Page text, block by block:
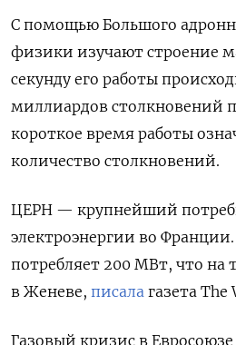
С помощью Большого
физики изучают строение
секунду его работы
миллиардов столкновений
короткое время работы
количество столкновений.
ЦЕРН — крупнейший
электроэнергии во
потребляет 200 МВт, что на
в Женеве, писала газета The
Газовый кризис в